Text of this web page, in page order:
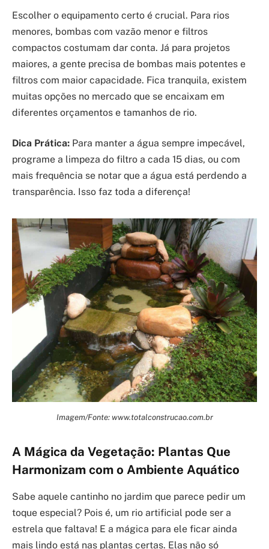
Escolher o equipamento certo é crucial. Para rios
menores, bombas com vazão menor e filtros
compactos costumam dar conta. Já para projetos
maiores, a gente precisa de bombas mais potentes e
filtros com maior capacidade. Fica tranquila, existem
muitas opções no mercado que se encaixam em
diferentes orçamentos e tamanhos de rio.
Dica Prática: Para manter a água sempre impecável,
programe a limpeza do filtro a cada 15 dias, ou com
mais frequência se notar que a água está perdendo a
transparência. Isso faz toda a diferença!
Imagem/Fonte: www.totalconstrucao.com.br
A Mágica da Vegetação: Plantas Que
Harmonizam com o Ambiente Aquático
Sabe aquele cantinho no jardim que parece pedir um
toque especial? Pois é, um rio artificial pode ser a
estrela que faltava! E a mágica para ele ficar ainda
mais lindo está nas plantas certas. Elas não só